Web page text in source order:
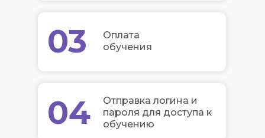
03
04
Оплата
обучения
Отправка логина и
пароля для доступа к
обучению